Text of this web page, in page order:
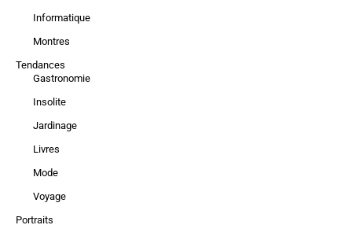
Informatique
Montres
Tendances
Gastronomie
Insolite
Jardinage
Livres
Mode
Voyage
Portraits